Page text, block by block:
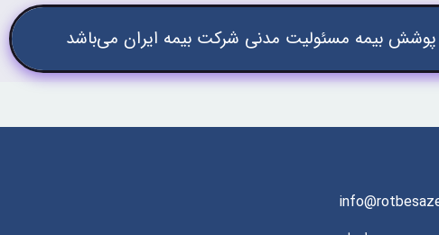
بیمه مسئولیت مدنی شرکت بیمه ایران می‌باشد